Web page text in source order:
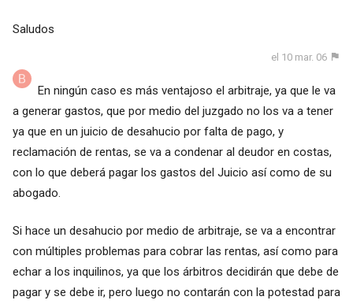
Saludos
el 10 mar. 06
En ningún caso es más ventajoso el arbitraje, ya que le va
a generar gastos, que por medio del juzgado no los va a tener
ya que en un juicio de desahucio por falta de pago, y
reclamación de rentas, se va a condenar al deudor en costas,
con lo que deberá pagar los gastos del Juicio así como de su
abogado.
Si hace un desahucio por medio de arbitraje, se va a encontrar
con múltiples problemas para cobrar las rentas, así como para
echar a los inquilinos, ya que los árbitros decidirán que debe de
pagar y se debe ir, pero luego no contarán con la potestad para